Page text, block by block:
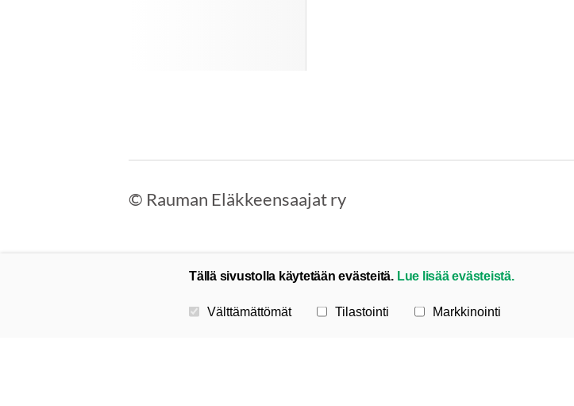
© Rauman Eläkkeensaajat ry
Tällä sivustolla käytetään evästeitä. Lue lisää evästeistä.
Valitse käytettävät evästeet
Välttämättömät Tilastointi Markkinointi